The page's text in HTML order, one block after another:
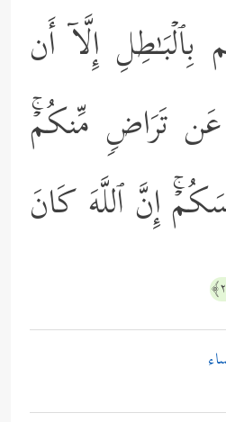
بِٱلۡبَـٰطِلِ إِلَّاۤ أَن
عَن تَرَاضࣲ مِّنكُمۡۚ
إِنَّ ٱللَّهَ كَانَ